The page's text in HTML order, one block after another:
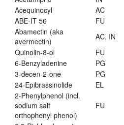
Acequinocyl
AC
ABE-IT 56
FU
Abamectin (aka
avermectin)
AC, IN
Quinolin-8-ol
FU
6-Benzyladenine
PG
3-decen-2-one
PG
24-Epibrassinolide
EL
2-Phenylphenol (incl.
sodium salt
orthophenyl phenol)
FU